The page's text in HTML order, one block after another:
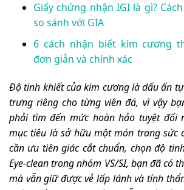
Giấy chứng nhận IGI là gì?
so sánh với GIA
6 cách nhận biết kim cương
đơn giản và chính xác
Độ tinh khiết của kim cương là dấu ấn
trưng riêng cho từng viên đá, vì vậy
phải tìm đến mức hoàn hảo tuyệt đối
mục tiêu là sở hữu một món trang sức
cần ưu tiên giác cắt chuẩn, chọn độ
Eye-clean trong nhóm VS/SI, bạn đã có
mà vẫn giữ được vẻ lấp lánh và tính